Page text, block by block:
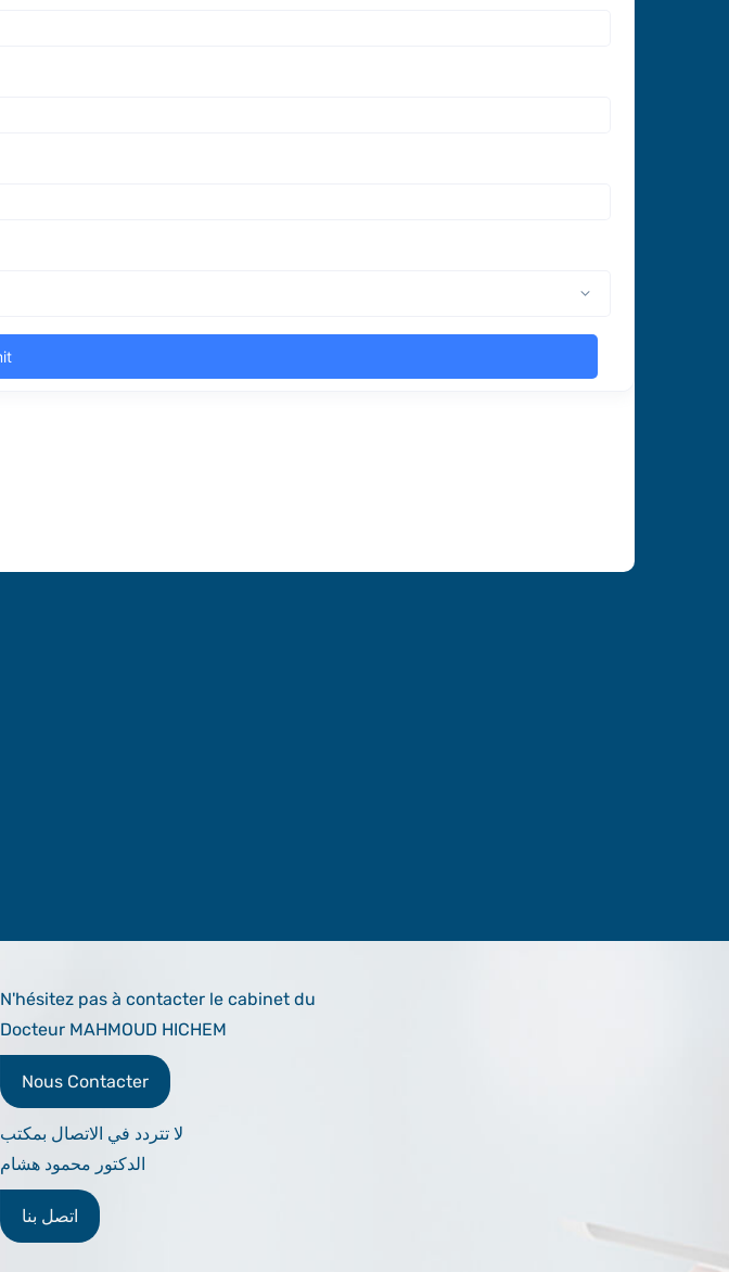
N'hésitez pas à contacter le cabinet du
Docteur MAHMOUD HICHEM
Nous Contacter
لا تتردد في الاتصال بمكتب
الدكتور محمود هشام
اتصل بنا